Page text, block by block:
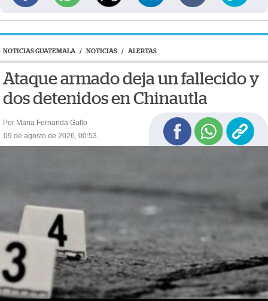
NOTICIAS GUATEMALA / NOTICIAS / ALERTAS
Ataque armado deja un fallecido y
dos detenidos en Chinautla
Por Maria Fernanda Gallo
09 de agosto de 2026, 00:53